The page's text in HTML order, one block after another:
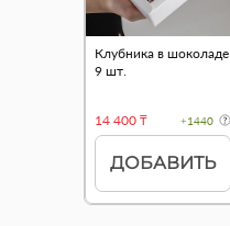
Клубника в шоколаде
9 шт.
14 400 ₸ +1440
ДОБАВИТЬ